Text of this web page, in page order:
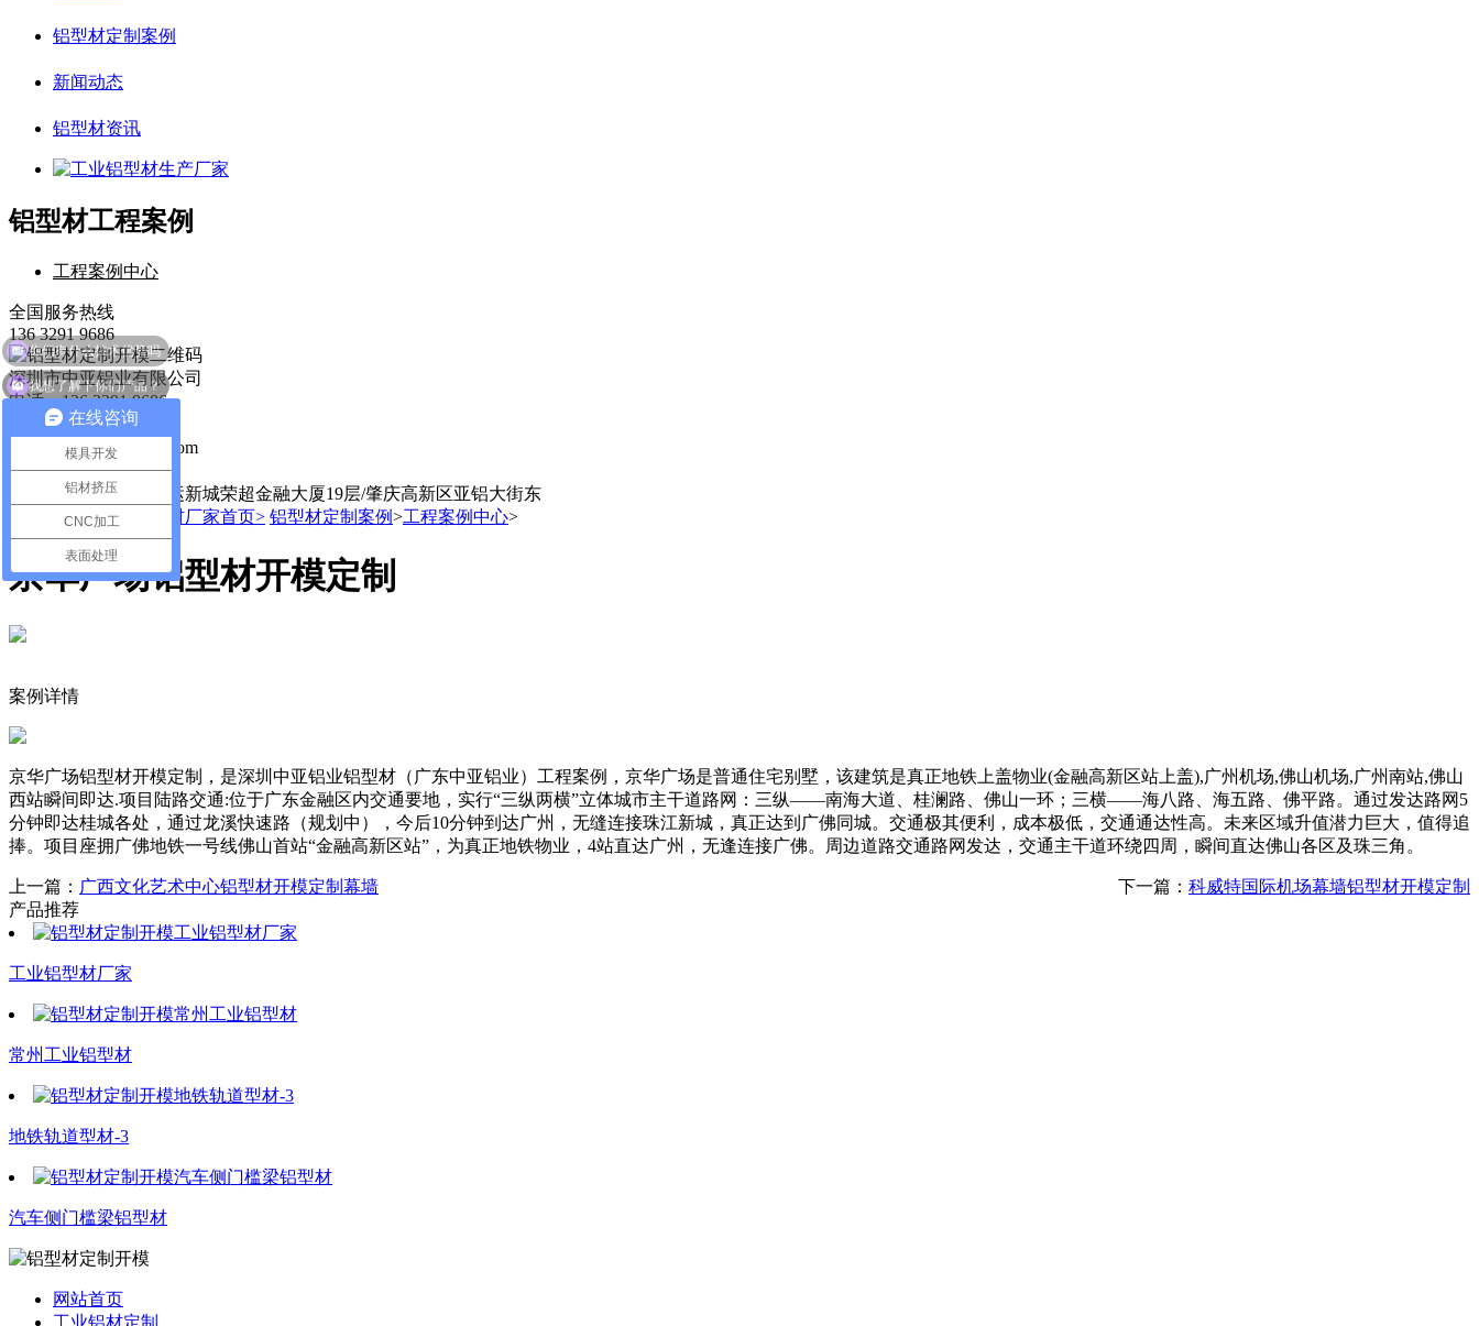
铝型材定制案例
新闻动态
铝型材资讯
铝型材工程案例
工程案例中心
全国服务热线
136 3291 9686
深圳市中亚铝业有限公司
电话：136 3291 9686
手机： 13632919686
邮箱：szzyal@szzyal.com
QQ：29210625
地址：深圳市龙岗大运新城荣超金融大厦19层/肇庆高新区亚铝大街东
当前位置：中亚铝型材厂家首页> 铝型材定制案例>工程案例中心>
京华广场铝型材开模定制
案例详情
京华广场铝型材开模定制，是深圳中亚铝业铝型材（广东中亚铝业）工程案例，京华广场是普通住宅别墅，该建筑是真正地铁上盖物业(金融高新区站上盖),广州机场,佛山机场,广州南站,佛山
西站瞬间即达.项目陆路交通:位于广东金融区内交通要地，实行“三纵两横”立体城市主干道路网：三纵——南海大道、桂澜路、佛山一环；三横——海八路、海五路、佛平路。通过发达路网5
分钟即达桂城各处，通过龙溪快速路（规划中），今后10分钟到达广州，无缝连接珠江新城，真正达到广佛同城。交通极其便利，成本极低，交通通达性高。未来区域升值潜力巨大，值得追
捧。项目座拥广佛地铁一号线佛山首站“金融高新区站”，为真正地铁物业，4站直达广州，无逢连接广佛。周边道路交通路网发达，交通主干道环绕四周，瞬间直达佛山各区及珠三角。
上一篇： 广西文化艺术中心铝型材开模定制幕墙 下一篇： 科威特国际机场幕墙铝型材开模定制
产品推荐
工业铝型材厂家
常州工业铝型材
地铁轨道型材-3
汽车侧门槛梁铝型材
网站首页
工业铝材定制
在线咨询
模具开发
铝材挤压
CNC加工
表面处理
你们有什么技术优势吗
我想了解下你们产品？